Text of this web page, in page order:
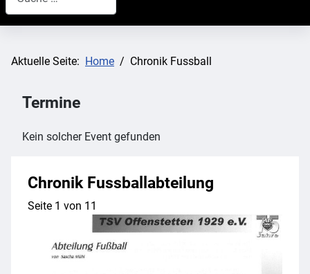
Aktuelle Seite: Home Chronik Fussball
Termine
Kein solcher Event gefunden
Chronik Fussballabteilung
Seite 1 von 11